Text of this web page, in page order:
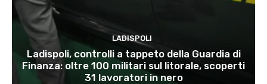
LADISPOLI
Ladispoli, controlli a tappeto della Guardia di
Finanza: oltre 100 militari sul litorale, scoperti
31 lavoratori in nero